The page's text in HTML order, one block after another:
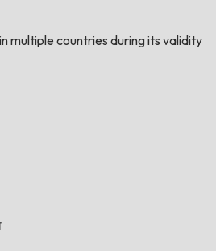
multiple countries during its validity